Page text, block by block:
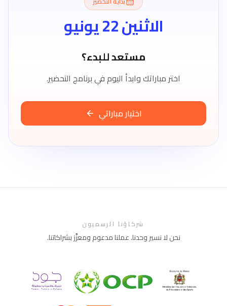
الاثنين 22 يونيو
مستعد للبدء؟
اختر مباراتك وابدأ اليوم في برنامج التحضير.
اختيار مباراتي
شركاؤنا الرسميون
نحن لا نسير وحدنا. عملنا مدعوم ومعزَّز بشراكاتنا.